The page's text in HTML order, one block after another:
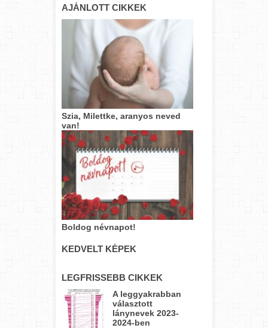
AJÁNLOTT CIKKEK
Szia, Milettke, aranyos neved
van!
Boldog névnapot!
KEDVELT KÉPEK
LEGFRISSEBB CIKKEK
A leggyakrabban
választott
lánynevek 2023-
2024-ben